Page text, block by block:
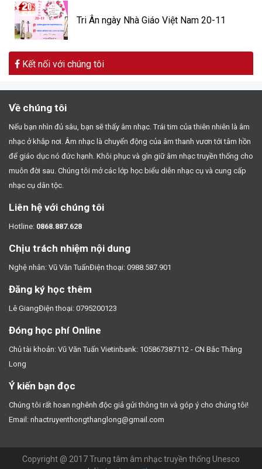
Tri Ân ngày Nhà Giáo Việt Nam 20-11
Kết nối với chúng tôi
Về chúng tôi
Nếu bạn nhìn đủ sâu, bạn sẽ thấy âm nhạc. Trái tim của thiên nhiên là âm
nhạc ở khắp nơi. Âm nhạc là chuyển động của âm thanh vươn tới tâm hồn
để giáo dục nó đức hạnh. Khôi phục và gìn giữ âm nhạc truyền thống cho
muôn đời sau. Chúng tôi mở các lớp học biểu diễn nhạc cụ và cung cấp
nhạc cụ dân tộc.
Liên hệ với chúng tôi
Hotline: 0868.887.628
Chịu trách nhiệm nội dung
Nghệ nhân: Vũ Văn TuấnĐiện thoại: 0988.587.901
Đăng ký học thêm
Lê GiangĐiện thoại: 0795200123
Đóng học phí Online
Chủ tài khoản: Vũ Văn Tuấn Vietinbank: 105867387112 - CN Bắc Thăng
Long
Ý kiến bạn đọc
Chúng tôi rất hoan nghênh độc giả gửi thông tin và góp ý cho chúng tôi!
Email: nhactruyenthongthanglong@gmail.com
Copyright @ 2017 Trung tâm âm nhạc truyền thống Unesco